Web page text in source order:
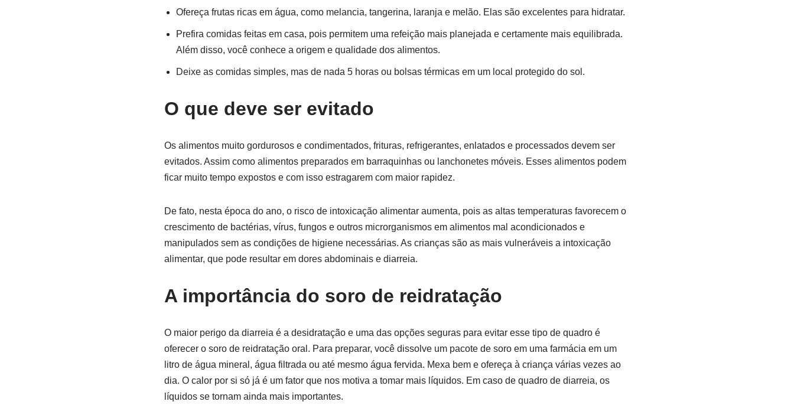
Ofereça frutas ricas em água, como melancia, tangerina, laranja e melão. Elas são excelentes para hidratar.
Prefira comidas feitas em casa, pois permitem uma refeição mais planejada e certamente mais equilibrada.
Além disso, você conhece a origem e qualidade dos alimentos.
Deixe as comidas simples, mas de nada 5 horas ou bolsas térmicas em um local protegido do sol.
O que deve ser evitado
Os alimentos muito gordurosos e condimentados, frituras, refrigerantes, enlatados e processados devem ser
evitados. Assim como alimentos preparados em barraquinhas ou lanchonetes móveis. Esses alimentos podem
ficar muito tempo expostos e com isso estragarem com maior rapidez.
De fato, nesta época do ano, o risco de intoxicação alimentar aumenta, pois as altas temperaturas favorecem o
crescimento de bactérias, vírus, fungos e outros microrganismos em alimentos mal acondicionados e
manipulados sem as condições de higiene necessárias. As crianças são as mais vulneráveis a intoxicação
alimentar, que pode resultar em dores abdominais e diarreia.
A importância do soro de reidratação
O maior perigo da diarreia é a desidratação e uma das opções seguras para evitar esse tipo de quadro é
oferecer o soro de reidratação oral. Para preparar, você dissolve um pacote de soro em uma farmácia em um
litro de água mineral, água filtrada ou até mesmo água fervida. Mexa bem e ofereça à criança várias vezes ao
dia. O calor por si só já é um fator que nos motiva a tomar mais líquidos. Em caso de quadro de diarreia, os
líquidos se tornam ainda mais importantes.